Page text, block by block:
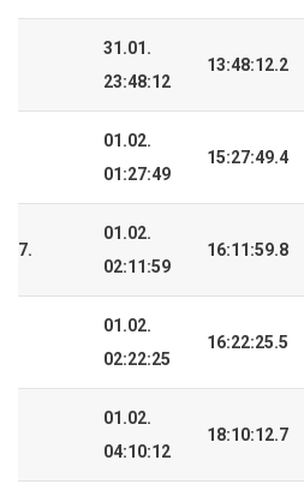
31.01.
23:48:12
13:48:12.2
01.02.
01:27:49
15:27:49.4
7.
01.02.
02:11:59
16:11:59.8
01.02.
02:22:25
16:22:25.5
01.02.
04:10:12
18:10:12.7